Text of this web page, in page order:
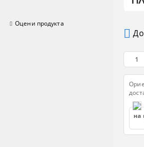
Оцени продукта
на